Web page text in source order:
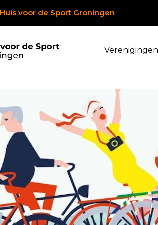
Huis voor de Sport Groningen
Verenigingen